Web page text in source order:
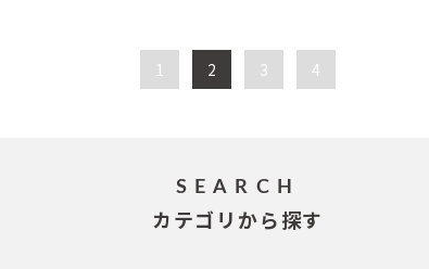
1 2 3 4
SEARCH
カテゴリから探す